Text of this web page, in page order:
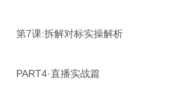
第7课:拆解对标实操解析
PART4·直播实战篇